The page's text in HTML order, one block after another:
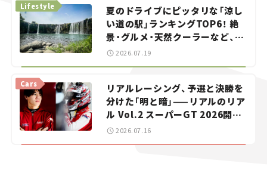
夏のドライブにピッタリな「涼し
い道の駅」ランキングTOP6！ 絶
景・グルメ・天然クーラーなど、避
暑におすすめのスポットを紹介
Lifestyle
2026.07.19
リアルレーシング、予選と決勝を
分けた「明と暗」——リアルのリア
ル Vol.2 スーパーGT 2026開幕
戦 岡山国際サーキット
Cars
2026.07.16